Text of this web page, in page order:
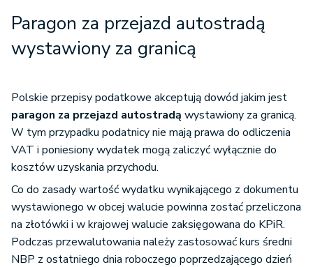
Paragon za przejazd autostradą
wystawiony za granicą
Polskie przepisy podatkowe akceptują dowód jakim jest
paragon za przejazd autostradą wystawiony za granicą.
W tym przypadku podatnicy nie mają prawa do odliczenia
VAT i poniesiony wydatek mogą zaliczyć wyłącznie do
kosztów uzyskania przychodu.
Co do zasady wartość wydatku wynikającego z dokumentu
wystawionego w obcej walucie powinna zostać przeliczona
na złotówki i w krajowej walucie zaksięgowana do KPiR.
Podczas przewalutowania należy zastosować kurs średni
NBP z ostatniego dnia roboczego poprzedzającego dzień